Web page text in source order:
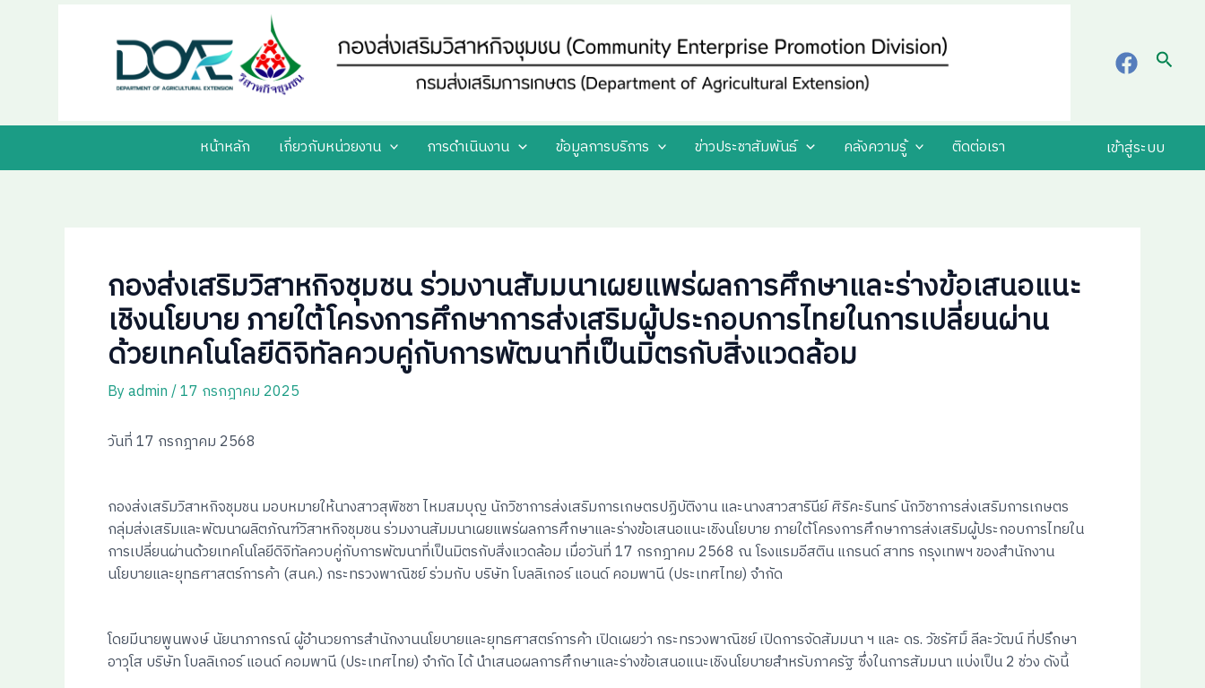
หน้าหลัก เกี่ยวกับหน่วยงาน การดำเนินงาน ข้อมูลการบริการ ข่าวประชาสัมพันธ์ คลังความรู้ ติดต่อเรา เข้าสู่ระบบ
กองส่งเสริมวิสาหกิจชุมชน ร่วมงานสัมมนาเผยแพร่ผลการศึกษาและร่างข้อเสนอแนะ
เชิงนโยบาย ภายใต้โครงการศึกษาการส่งเสริมผู้ประกอบการไทยในการเปลี่ยนผ่าน
ด้วยเทคโนโลยีดิจิทัลควบคู่กับการพัฒนาที่เป็นมิตรกับสิ่งแวดล้อม
Byadmin/17 กรกฎาคม 2025
วันที่ 17 กรกฎาคม 2568
กองส่งเสริมวิสาหกิจชุมชน มอบหมายให้นางสาวสุพิชชา ไหมสมบุญ นักวิชาการส่งเสริมการเกษตรปฏิบัติงาน และนางสาวสารินีย์ ศิริคะรินทร์นักวิชาการส่งเสริมการเกษตร
กลุ่มส่งเสริมและพัฒนาผลิตภัณฑ์วิสาหกิจชุมชน ร่วมงานสัมมนาเผยแพร่ผลการศึกษาและร่างข้อเสนอแนะเชิงนโยบาย ภายใต้โครงการศึกษาการส่งเสริมผู้ประกอบการไทยใน
การเปลี่ยนผ่านด้วยเทคโนโลยีดิจิทัลควบคู่กับการพัฒนาที่เป็นมิตรกับสิ่งแวดล้อม เมื่อวันที่ 17 กรกฎาคม 2568 ณ โรงแรมอีสติน แกรนด์ สาทร กรุงเทพฯ ของสำนักงาน
นโยบายและยุทธศาสตร์การค้า (สนค.) กระทรวงพาณิชย์ ร่วมกับ บริษัท โบลลิเกอร์ แอนด์ คอมพานี (ประเทศไทย) จำกัด
โดยมีนายพูนพงษ์ นัยนาภากรณ์ ผู้อำนวยการสำนักงานนโยบายและยุทธศาสตร์การค้า เปิดเผยว่า กระทรวงพาณิชย์ เปิดการจัดสัมมนา ฯ และ ดร. วัชรัศมิ์ ลีละวัฒน์ ที่ปรึกษา
อาวุโส บริษัท โบลลิเกอร์ แอนด์ คอมพานี (ประเทศไทย) จำกัด ได้ นำเสนอผลการศึกษาและร่างข้อเสนอแนะเชิงนโยบายสำหรับภาครัฐ ซึ่งในการสัมมนา แบ่งเป็น 2 ช่วง ดังนี้